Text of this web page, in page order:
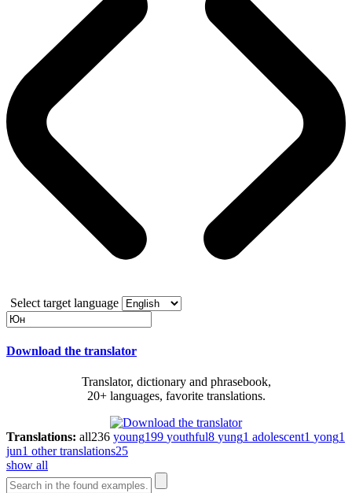
Select target language
Download the translator
Translator, dictionary and phrasebook,
20+ languages, favorite translations.
Translations: all236 young199 youthful8 yung1 adolescent1 yong1
jun1 other translations25
show all